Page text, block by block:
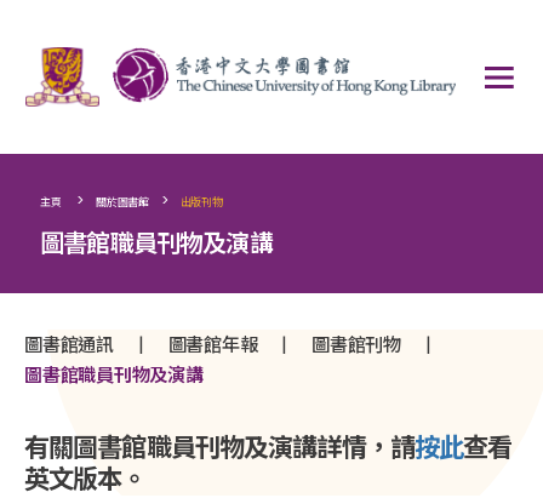
主頁 > 關於圖書館 > 出版刊物
圖書館職員刊物及演講
圖書館通訊 | 圖書館年報 | 圖書館刊物 |
圖書館職員刊物及演講
有關圖書館職員刊物及演講詳情，請按此查看
英文版本。